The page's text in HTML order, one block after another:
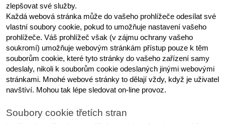
zlepšovat své služby.
Každá webová stránka může do vašeho prohlížeče odesílat své
vlastní soubory cookie, pokud to umožňuje nastavení vašeho
prohlížeče. Váš prohlížeč však (v zájmu ochrany vašeho
soukromí) umožňuje webovým stránkám přístup pouze k těm
souborům cookie, které tyto stránky do vašeho zařízení samy
odeslaly, nikoli k souborům cookie odeslaných jinými webovými
stránkami. Mnohé webové stránky to dělají vždy, když je uživatel
navštíví. Mohou tak lépe sledovat on-line provoz.
Soubory cookie třetích stran